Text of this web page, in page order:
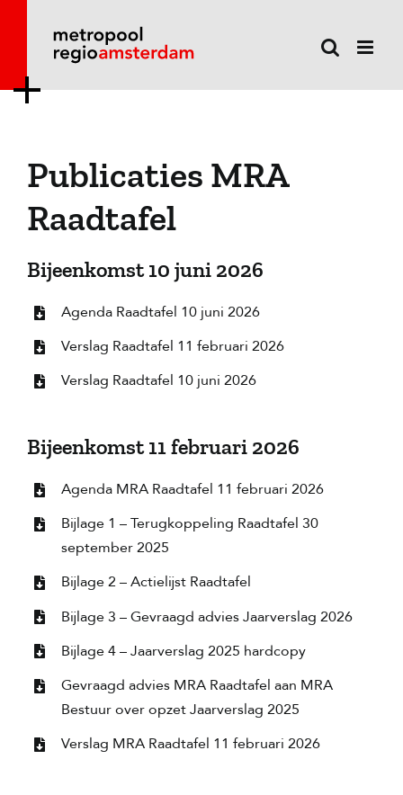
Publicaties MRA
Raadtafel
Bijeenkomst 10 juni 2026
Agenda Raadtafel 10 juni 2026
Verslag Raadtafel 11 februari 2026
Verslag Raadtafel 10 juni 2026
Bijeenkomst 11 februari 2026
Agenda MRA Raadtafel 11 februari 2026
Bijlage 1 – Terugkoppeling Raadtafel 30
september 2025
Bijlage 2 – Actielijst Raadtafel
Bijlage 3 – Gevraagd advies Jaarverslag 2026
Bijlage 4 – Jaarverslag 2025 hardcopy
Gevraagd advies MRA Raadtafel aan MRA
Bestuur over opzet Jaarverslag 2025
Verslag MRA Raadtafel 11 februari 2026